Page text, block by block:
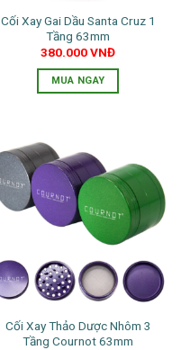
Cối Xay Gai Dầu Santa Cruz 1
Tầng 63mm
380.000VNĐ
MUA NGAY
Cối Xay Thảo Dược Nhôm 3
Tầng Cournot 63mm